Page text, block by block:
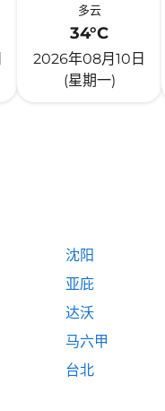
多云
34°C
2026年08月10日
(星期一)
沈阳
亚庇
达沃
马六甲
台北